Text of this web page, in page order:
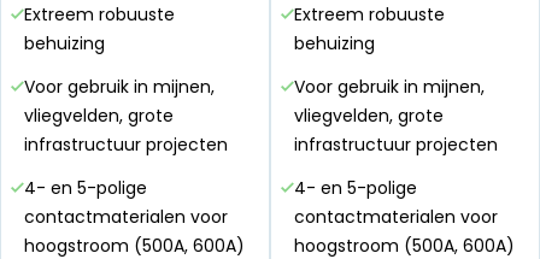
Extreem robuuste
behuizing
Voor gebruik in mijnen,
vliegvelden, grote
infrastructuur projecten
4- en 5-polige
contactmaterialen voor
hoogstroom (500A, 600A)
Extreem robuuste
behuizing
Voor gebruik in mijnen,
vliegvelden, grote
infrastructuur projecten
4- en 5-polige
contactmaterialen voor
hoogstroom (500A, 600A)